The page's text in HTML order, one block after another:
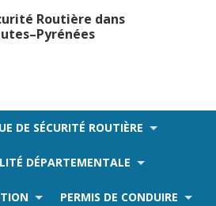
Routière dans
DE SÉCURITÉ ROUTIÈRE
DÉPARTEMENTALE
PERMIS DE CONDUIRE